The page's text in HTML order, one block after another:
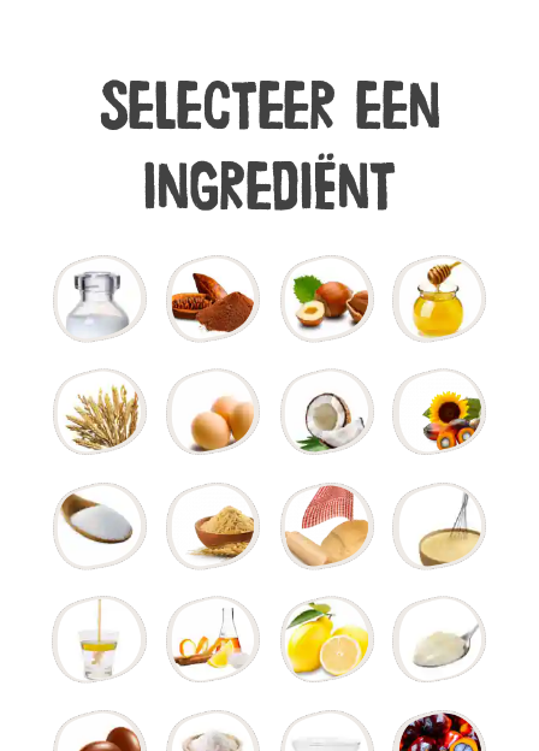
Selecteer een
ingrediënt